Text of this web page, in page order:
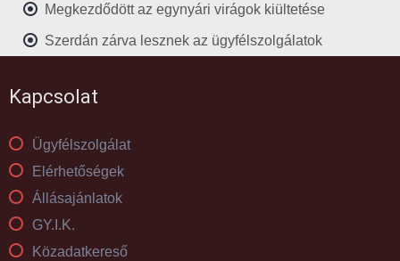
Megkezdődött az egynyári virágok kiültetése
Szerdán zárva lesznek az ügyfélszolgálatok
Kapcsolat
Ügyfélszolgálat
Elérhetőségek
Állásajánlatok
GY.I.K.
Közadatkereső